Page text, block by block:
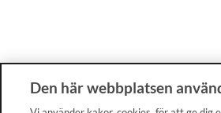
Den här webbplatsen